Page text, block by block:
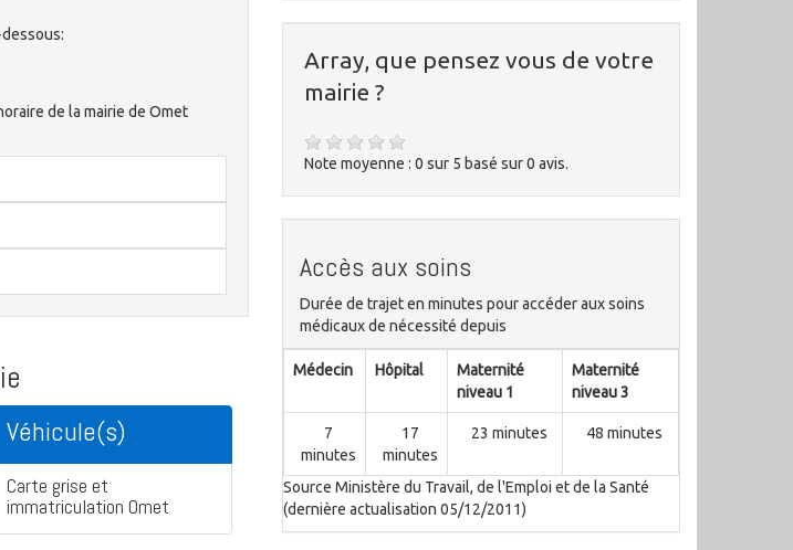
de la mairie de Omet
Véhicule(s)
Carte grise et
immatriculation Omet
Array, que pensez vous de votre
mairie ?
Note moyenne : 0 sur 5 basé sur0 avis.
Accès aux soins
Durée de trajet en minutes pour accéder aux soins
médicaux de nécessité depuis
Médecin Hôpital
Maternité
niveau 1
Maternité
niveau 3
7
minutes
17
minutes
23 minutes 48 minutes
Source Ministère du Travail, de l'Emploi et de la Santé
(dernière actualisation 05/12/2011)